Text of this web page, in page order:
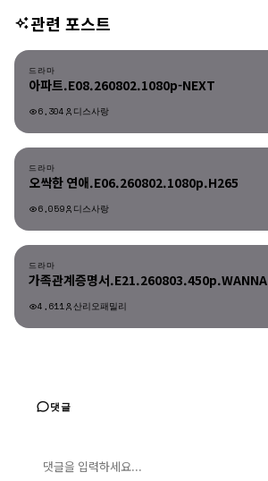
관련 포스트
드라마
드라마
아파트.E08.260802.1080p-NEXT
6,304 디스사랑
드라마
오싹한 연애.E06.260802.1080p.H265
6,059 디스사랑
드라마
가족관계증명서.E21.260803.450p.WANNA
4,611 산리오패밀리
댓글